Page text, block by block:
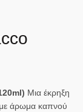
Μια έκρηξη
άρωμα καπνού